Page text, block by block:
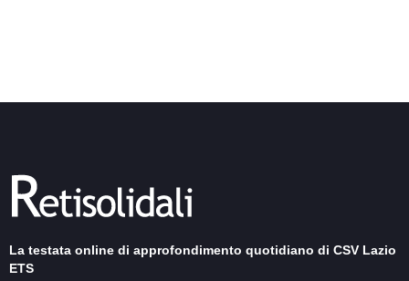
La testata online di approfondimento quotidiano di CSV Lazio
ETS